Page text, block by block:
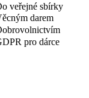
veřejné sbírky
darem
pro dárce